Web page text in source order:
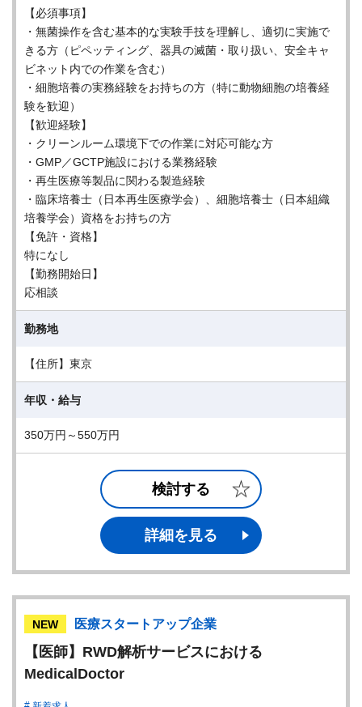
【必須事項】
・無菌操作を含む基本的な実験手技を理解し、適切に実施で
きる方（ピペッティング、器具の滅菌・取り扱い、安全キャ
ビネット内での作業を含む）
・細胞培養の実務経験をお持ちの方（特に動物細胞の培養経
験を歓迎）
【歓迎経験】
・クリーンルーム環境下での作業に対応可能な方
・GMP／GCTP施設における業務経験
・再生医療等製品に関わる製造経験
・臨床培養士（日本再生医療学会）、細胞培養士（日本組織
培養学会）資格をお持ちの方
【免許・資格】
特になし
【勤務開始日】
応相談
勤務地
【住所】東京
年収・給与
350万円～550万円
検討する
詳細を見る
NEW 医療スタートアップ企業
【医師】RWD解析サービスにおける
MedicalDoctor